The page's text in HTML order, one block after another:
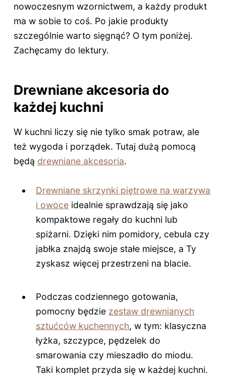
nowoczesnym wzornictwem, a każdy produkt
ma w sobie to coś. Po jakie produkty
szczególnie warto sięgnąć? O tym poniżej.
Zachęcamy do lektury.
Drewniane akcesoria do
każdej kuchni
W kuchni liczy się nie tylko smak potraw, ale
też wygoda i porządek. Tutaj dużą pomocą
będą drewniane akcesoria.
Drewniane skrzynki piętrowe na warzywa
i owoce idealnie sprawdzają się jako
kompaktowe regały do kuchni lub
spiżarni. Dzięki nim pomidory, cebula czy
jabłka znajdą swoje stałe miejsce, a Ty
zyskasz więcej przestrzeni na blacie.
Podczas codziennego gotowania,
pomocny będzie zestaw drewnianych
sztućców kuchennych, w tym: klasyczna
łyżka, szczypce, pędzelek do
smarowania czy mieszadło do miodu.
Taki komplet przyda się w każdej kuchni.